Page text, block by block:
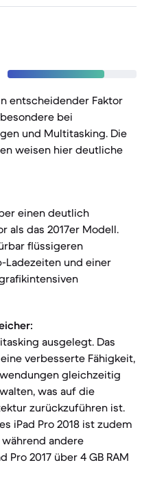
entscheidender Faktor
bei
und Multitasking. Die
weisen hier deutliche
einen deutlich
als das 2017er Modell.
flüssigeren
Ladezeiten und einer
ausgelegt. Das
verbesserte Fähigkeit,
gleichzeitig
was auf die
zurückzuführen ist.
iPad Pro 2018 ist zudem
andere
Pro 2017 über 4 GB RAM